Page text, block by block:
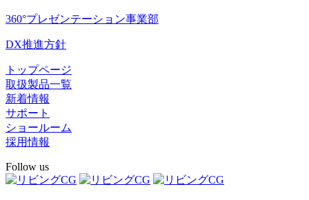
360°プレゼンテーション事業部
DX推進方針
トップページ
取扱製品一覧
新着情報
サポート
ショールーム
採用情報
Follow us